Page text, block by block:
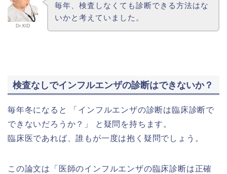
Dr.KID
毎年、検査しなくても診断できる方法はな
いかと考えていました。
検査なしでインフルエンザの診断はできないか？
毎年冬になると 「インフルエンザの診断は臨床診断で
できないだろうか？」 と疑問を持ちます。
臨床医であれば、誰もが一度は抱く疑問でしょう。
この論文は「医師のインフルエンザの臨床診断は正確